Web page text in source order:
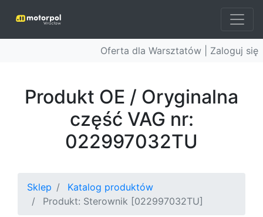
Oferta dla Warsztatów | Zaloguj się
Produkt OE / Oryginalna
część VAG nr:
022997032TU
Sklep
Katalog produktów
Produkt: Sterownik [022997032TU]